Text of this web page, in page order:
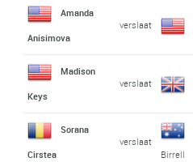
Amanda
Anisimova
verslaat
Madison
Keys
verslaat
Sorana
Cirstea
verslaat
Birrell